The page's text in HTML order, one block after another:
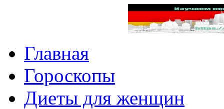
Главная
Гороскопы
Диеты для женщин